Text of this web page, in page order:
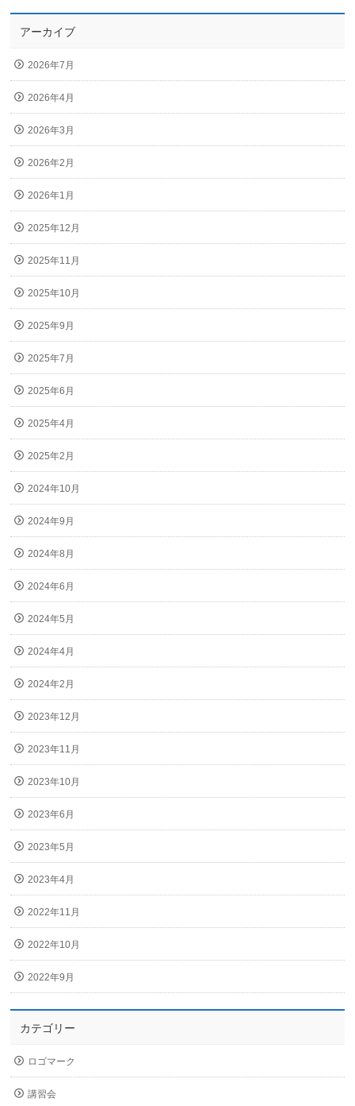
アーカイブ
2026年7月
2026年4月
2026年3月
2026年2月
2026年1月
2025年12月
2025年11月
2025年10月
2025年9月
2025年7月
2025年6月
2025年4月
2025年2月
2024年10月
2024年9月
2024年8月
2024年6月
2024年5月
2024年4月
2024年2月
2023年12月
2023年11月
2023年10月
2023年6月
2023年5月
2023年4月
2022年11月
2022年10月
2022年9月
カテゴリー
ロゴマーク
講習会